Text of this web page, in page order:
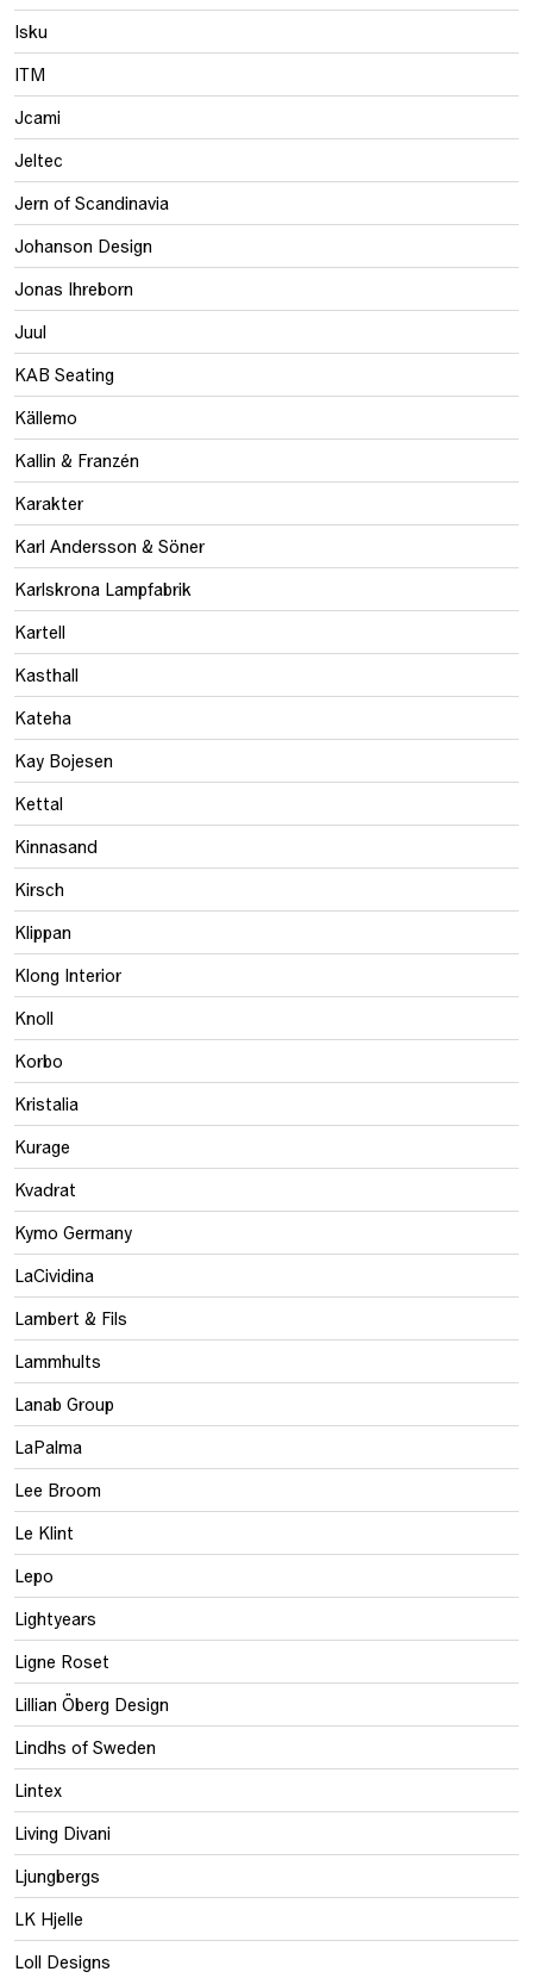
Isku
ITM
Jcami
Jeltec
Jern of Scandinavia
Johanson Design
Jonas Ihreborn
Juul
KAB Seating
Källemo
Kallin & Franzén
Karakter
Karl Andersson & Söner
Karlskrona Lampfabrik
Kartell
Kasthall
Kateha
Kay Bojesen
Kettal
Kinnasand
Kirsch
Klippan
Klong Interior
Knoll
Korbo
Kristalia
Kurage
Kvadrat
Kymo Germany
LaCividina
Lambert & Fils
Lammhults
Lanab Group
LaPalma
Lee Broom
Le Klint
Lepo
Lightyears
Ligne Roset
Lillian Öberg Design
Lindhs of Sweden
Lintex
Living Divani
Ljungbergs
LK Hjelle
Loll Designs